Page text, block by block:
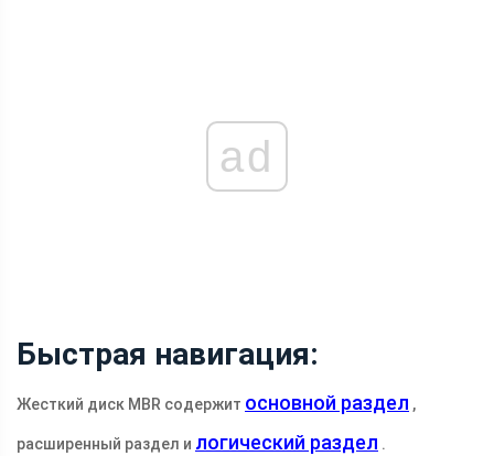
ad
Быстрая навигация:
Жесткий диск MBR содержит основной раздел ,
расширенный раздел и логический раздел .